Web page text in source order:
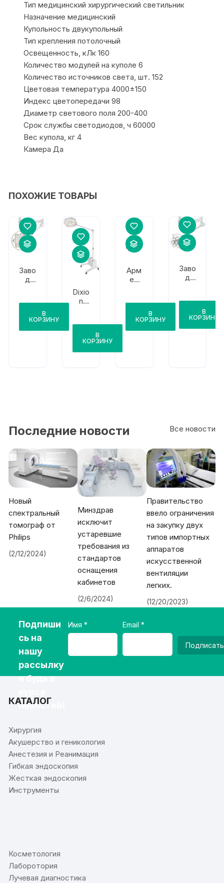
Тип медицинский хирургический светильник
Назначение медицинский
Купольность двукупольный
Тип крепления потолочный
Освещенность, кЛк 160
Количество модулей на куполе 6
Количество источников света, шт. 152
Цветовая температура 4000±150
Индекс цветопередачи 98
Диаметр светового поля 200-400
Срок службы светодиодов, ч 60000
Вес купола, кг 4
Камера Да
ПОХОЖИЕ ТОВАРЫ
Заво
д
лед
300
В
КОРЗИНУ
Dixio
n
1670
ЛЕД
/165
0ЛЕ
В
КОРЗИНУ
Арм
ед
В
КОРЗИНУ
Заво
д
Эма
лед
200
В
КОРЗИНУ
Все новости
Последние новости
Новый
спектральный
томограф от
Philips
(2/12/2024)
Минздрав
исключит
устаревшие
требования из
стандартов
оснащения
кабинетов
(2/6/2024)
Правительство
ввело ограничения
на закупку двух
типов импортных
аппаратов
искусственной
вентиляции
легких.
(12/20/2023)
Подпиши
сь на
нашу
рассылку
и будь в
новостей!
Имя Email
КАТАЛОГ
Хирургия
Акушерство и геникология
Анестезия и Реанимация
Гибкая эндоскопия
Жесткая эндоскопия
Инструменты
Косметология
Лаборотория
Лучевая диагностика